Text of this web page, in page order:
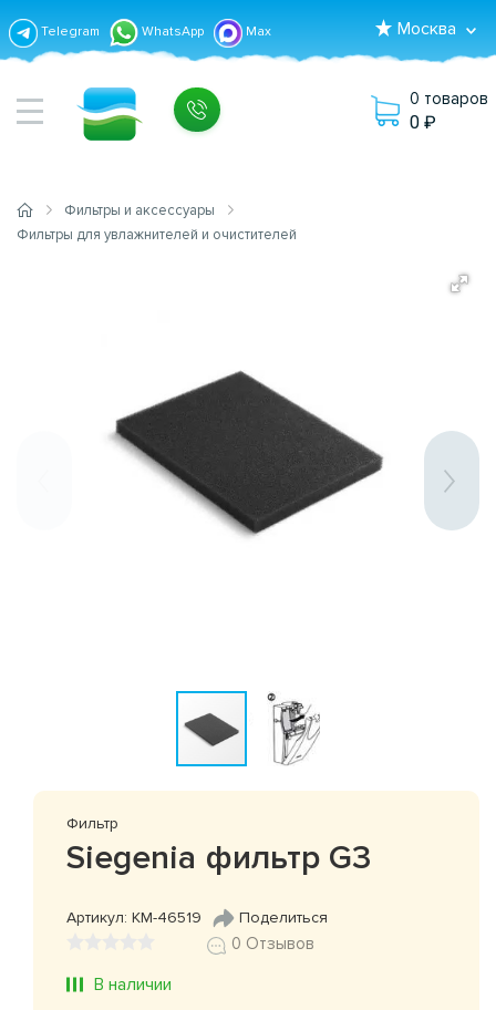
Telegram WhatsApp Max Москва
0 товаров
0
Фильтры и аксессуары
Фильтры для увлажнителей и очистителей
Фильтр
Siegenia фильтр G3
Артикул: КМ-46519 Поделиться
0 Отзывов
В наличии